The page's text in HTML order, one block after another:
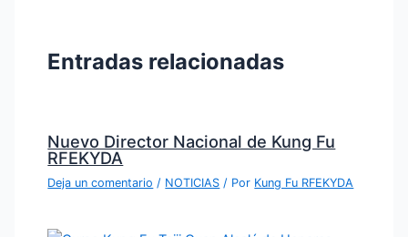
Entradas relacionadas
Nuevo Director Nacional de Kung Fu
RFEKYDA
Deja un comentario / NOTICIAS / Por Kung Fu RFEKYDA